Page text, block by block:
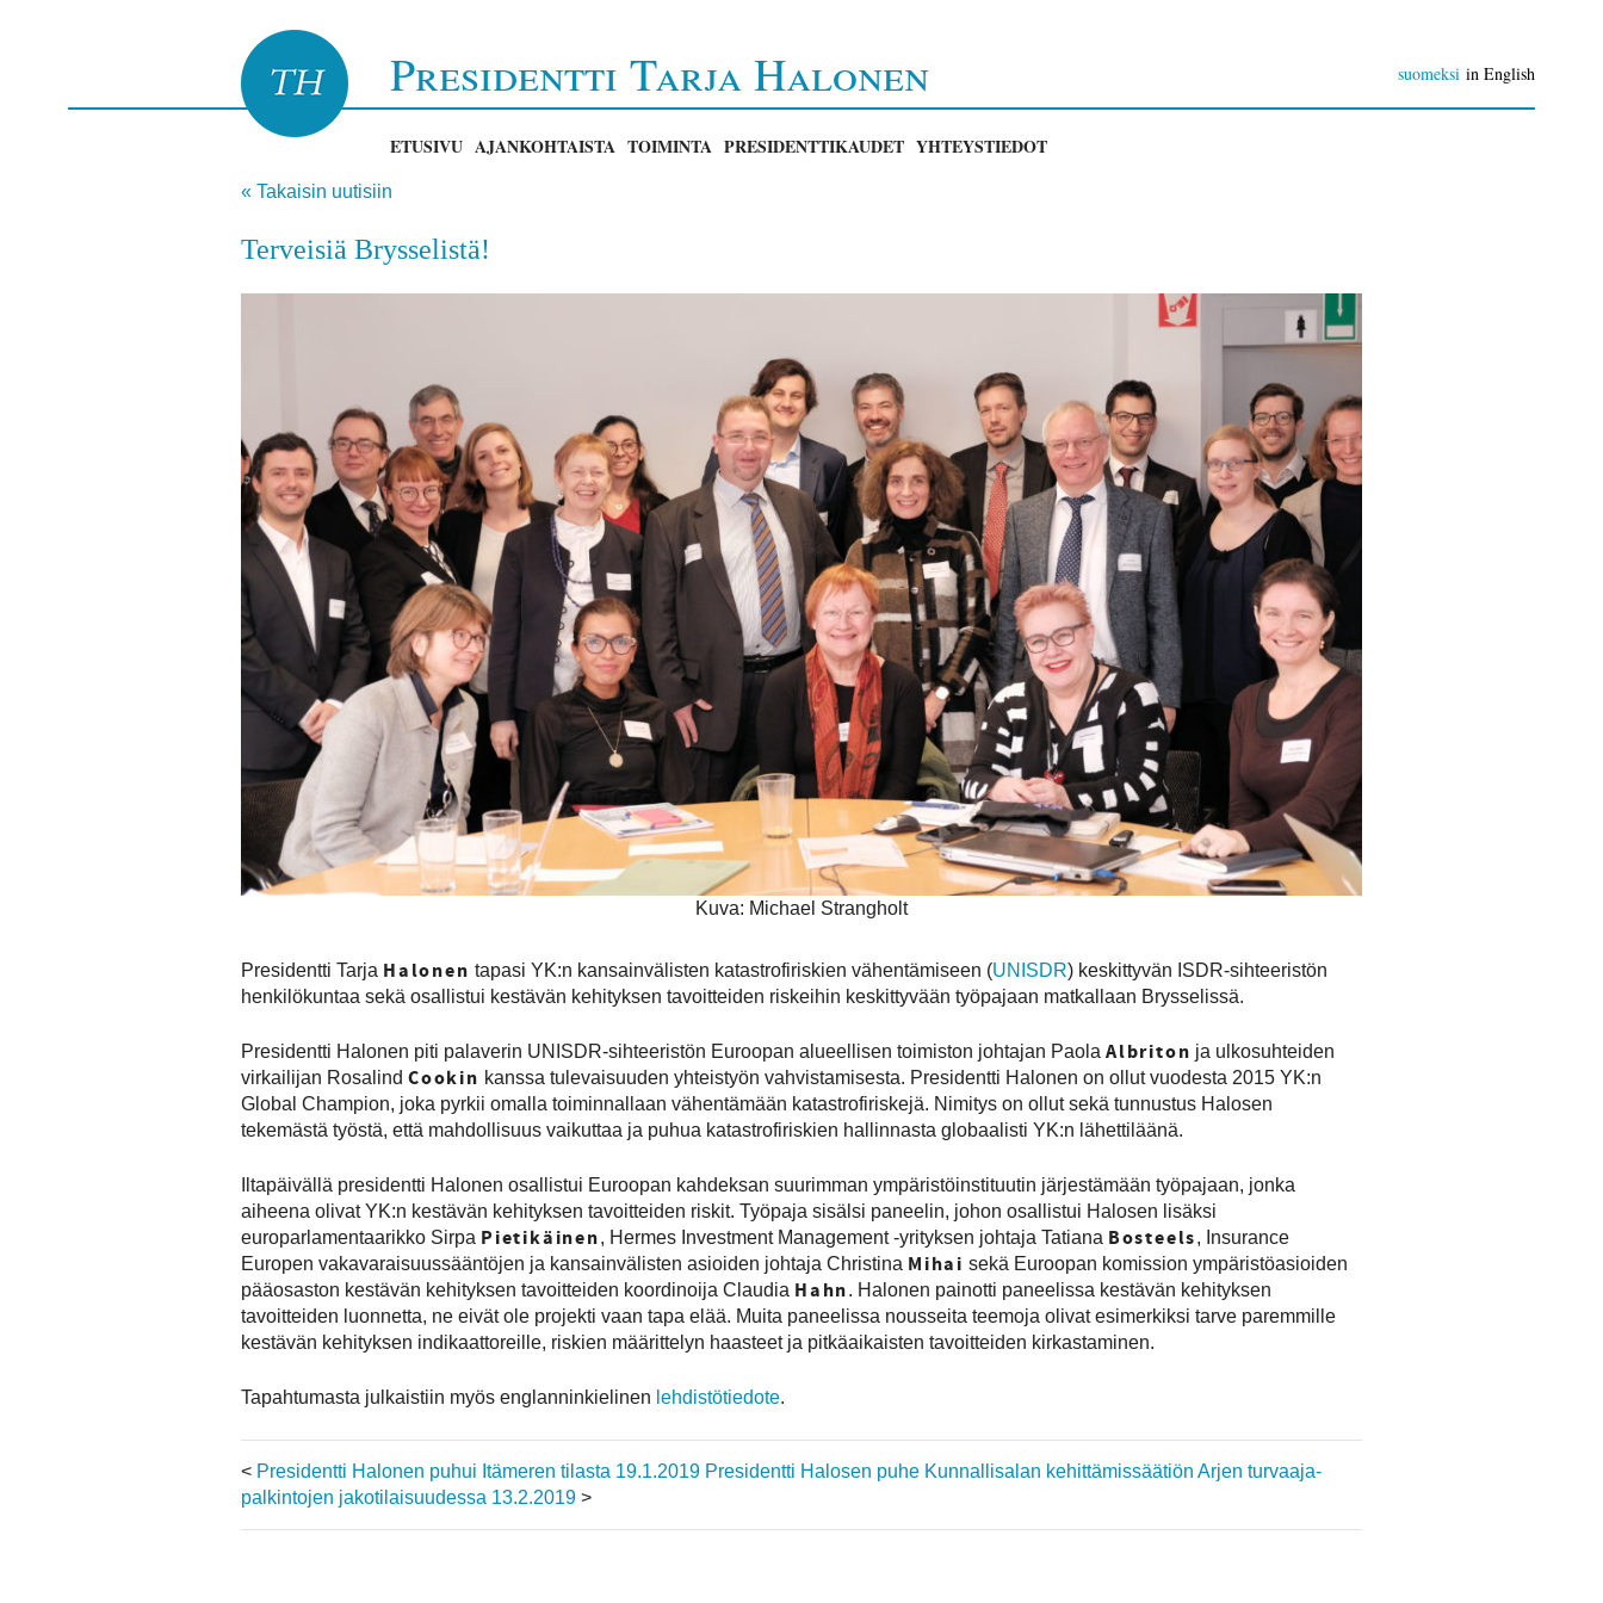
suomeksi in English
Presidentti Tarja Halonen
ETUSIVU AJANKOHTAISTA TOIMINTA PRESIDENTTIKAUDET YHTEYSTIEDOT
« Takaisin uutisiin
Terveisiä Brysselistä!
Kuva: Michael Strangholt
Presidentti Tarja Halonen tapasi YK:n kansainvälisten katastrofiriskien vähentämiseen (UNISDR) keskittyvän ISDR-sihteeristön
henkilökuntaa sekä osallistui kestävän kehityksen tavoitteiden riskeihin keskittyvään työpajaan matkallaan Brysselissä.
Presidentti Halonen piti palaverin UNISDR-sihteeristön Euroopan alueellisen toimiston johtajan Paola Albriton ja ulkosuhteiden
virkailijan Rosalind Cookin kanssa tulevaisuuden yhteistyön vahvistamisesta. Presidentti Halonen on ollut vuodesta 2015 YK:n
Global Champion, joka pyrkii omalla toiminnallaan vähentämään katastrofiriskejä. Nimitys on ollut sekä tunnustus Halosen
tekemästä työstä, että mahdollisuus vaikuttaa ja puhua katastrofiriskien hallinnasta globaalisti YK:n lähettiläänä.
Iltapäivällä presidentti Halonen osallistui Euroopan kahdeksan suurimman ympäristöinstituutin järjestämään työpajaan, jonka
aiheena olivat YK:n kestävän kehityksen tavoitteiden riskit. Työpaja sisälsi paneelin, johon osallistui Halosen lisäksi
europarlamentaarikko Sirpa Pietikäinen, Hermes Investment Management -yrityksen johtaja Tatiana Bosteels, Insurance
Europen vakavaraisuussääntöjen ja kansainvälisten asioiden johtaja Christina Mihai sekä Euroopan komission ympäristöasioiden
pääosaston kestävän kehityksen tavoitteiden koordinoija Claudia Hahn. Halonen painotti paneelissa kestävän kehityksen
tavoitteiden luonnetta, ne eivät ole projekti vaan tapa elää. Muita paneelissa nousseita teemoja olivat esimerkiksi tarve paremmille
kestävän kehityksen indikaattoreille, riskien määrittelyn haasteet ja pitkäaikaisten tavoitteiden kirkastaminen.
Tapahtumasta julkaistiin myös englanninkielinen lehdistötiedote.
< Presidentti Halonen puhui Itämeren tilasta 19.1.2019 Presidentti Halosen puhe Kunnallisalan kehittämissäätiön Arjen turvaaja-
palkintojen jakotilaisuudessa 13.2.2019 >